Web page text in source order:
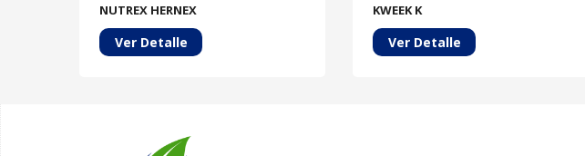
NUTREX HERNEX
Ver Detalle
KWEEK K
Ver Detalle